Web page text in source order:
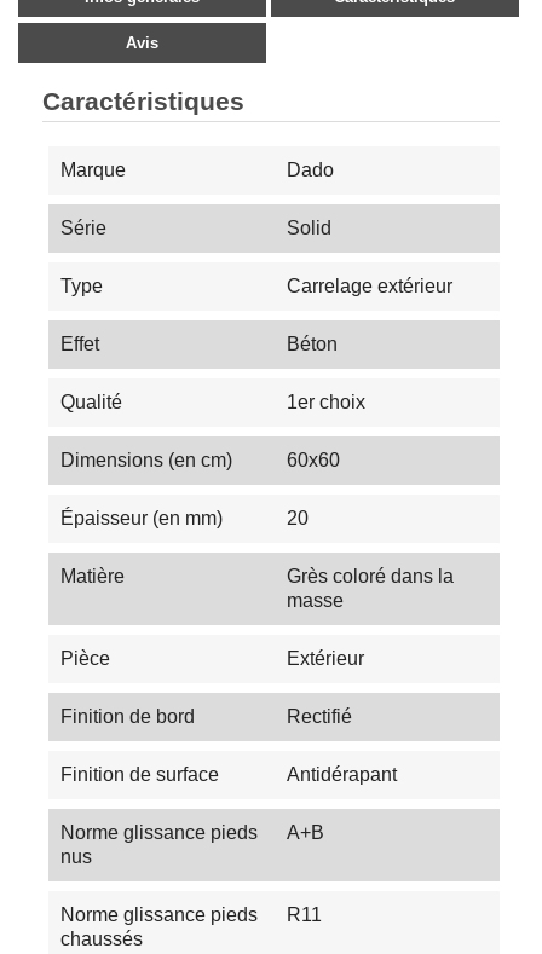
Avis
Caractéristiques
Marque Dado
Série Solid
Type Carrelage extérieur
Effet Béton
Qualité 1er choix
Dimensions (en cm) 60x60
Épaisseur (en mm) 20
Matière
Grès coloré dans la
masse
Pièce Extérieur
Finition de bord Rectifié
Finition de surface Antidérapant
Norme glissance pieds
nus
A+B
Norme glissance pieds
chaussés
R11